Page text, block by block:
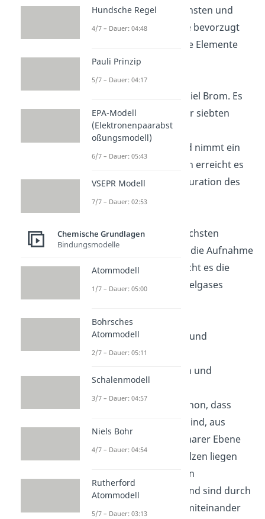
die Elemente der sechsten und
siebten Hauptgruppe bevorzugt
als Anionen auf. Diese Elemente
sind vergleichsweise
elektronegativ.
Dazu zählt zum Beispiel Brom. Es
befindet sich ist in der siebten
Hauptgruppe des
Periodensystems und nimmt ein
Elektron auf. Dadurch erreicht es
die Elektronenkonfiguration des
Edelgases Krypton.
Schwefel ist in der sechsten
Hauptgruppe. Durch die Aufnahme
eines Elektrons erreicht es die
Konfiguration des Edelgases
S+2 e^-→S^(2-)
Ionen Eigenschaften und
Vorkommen
Bedeutung bei Salzen und
Vielleicht weißt du schon, dass
Ionen die Bausteine sind, aus
denen Salze auf atomarer Ebene
aufgebaut sind. In Salzen liegen
Anionen und Kationen
nebeneinander vor und sind durch
ionische Bindungen miteinander
Hundsche Regel
4/7 – Dauer: 04:48
Pauli Prinzip
5/7 – Dauer: 04:17
EPA-Modell
(Elektronenpaarabst
oßungsmodell)
6/7 – Dauer: 05:43
VSEPR Modell
7/7 – Dauer: 02:53
Chemische Grundlagen
Bindungsmodelle
Atommodell
1/7 – Dauer: 05:00
Bohrsches
Atommodell
2/7 – Dauer: 05:11
Schalenmodell
3/7 – Dauer: 04:57
Niels Bohr
4/7 – Dauer: 04:54
Rutherford
Atommodell
5/7 – Dauer: 03:13